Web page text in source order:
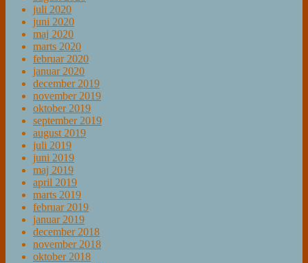
juli 2020
juni 2020
maj 2020
marts 2020
februar 2020
januar 2020
december 2019
november 2019
oktober 2019
september 2019
august 2019
juli 2019
juni 2019
maj 2019
april 2019
marts 2019
februar 2019
januar 2019
december 2018
november 2018
oktober 2018